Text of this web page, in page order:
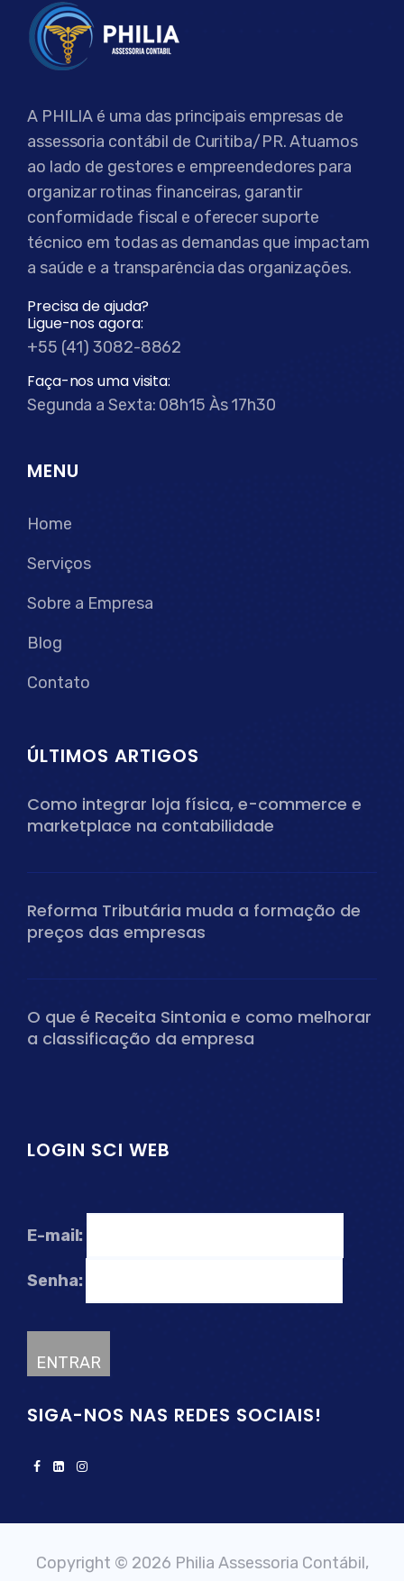
A PHILIA é uma das principais empresas de
assessoria contábil de Curitiba/PR. Atuamos
ao lado de gestores e empreendedores para
organizar rotinas financeiras, garantir
conformidade fiscal e oferecer suporte
técnico em todas as demandas que impactam
a saúde e a transparência das organizações.
Precisa de ajuda?
Ligue-nos agora:
+55 (41) 3082-8862
Faça-nos uma visita:
Segunda a Sexta: 08h15 Às 17h30
MENU
Home
Serviços
Sobre a Empresa
Blog
Contato
ÚLTIMOS ARTIGOS
Como integrar loja física, e-commerce e
marketplace na contabilidade
Reforma Tributária muda a formação de
preços das empresas
O que é Receita Sintonia e como melhorar
a classificação da empresa
LOGIN SCI WEB
E-mail:
Senha:
SIGA-NOS NAS REDES SOCIAIS!
Copyright © 2026 Philia Assessoria Contábil,